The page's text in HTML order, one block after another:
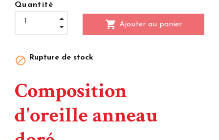
Quantité
shopping_cart Ajouter au panier
 Rupture de stock
Composition
d'oreille anneau